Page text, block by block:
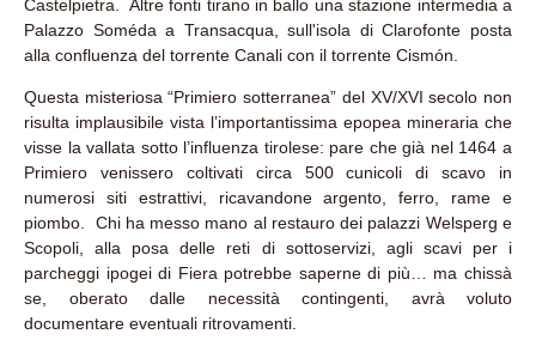
Castelpietra. Altre fonti tirano in ballo una stazione intermedia a
Palazzo Soméda a Transacqua, sull'isola di Clarofonte posta
alla confluenza del torrente Canali con il torrente Cismón.
Questa misteriosa “Primiero sotterranea” del XV/XVI secolo non
risulta implausibile vista l’importantissima epopea mineraria che
visse la vallata sotto l’influenza tirolese: pare che già nel 1464 a
Primiero venissero coltivati circa 500 cunicoli di scavo in
numerosi siti estrattivi, ricavandone argento, ferro, rame e
piombo. Chi ha messo mano al restauro dei palazzi Welsperg e
Scopoli, alla posa delle reti di sottoservizi, agli scavi per i
parcheggi ipogei di Fiera potrebbe saperne di più… ma chissà
se, oberato dalle necessità contingenti, avrà voluto
documentare eventuali ritrovamenti.